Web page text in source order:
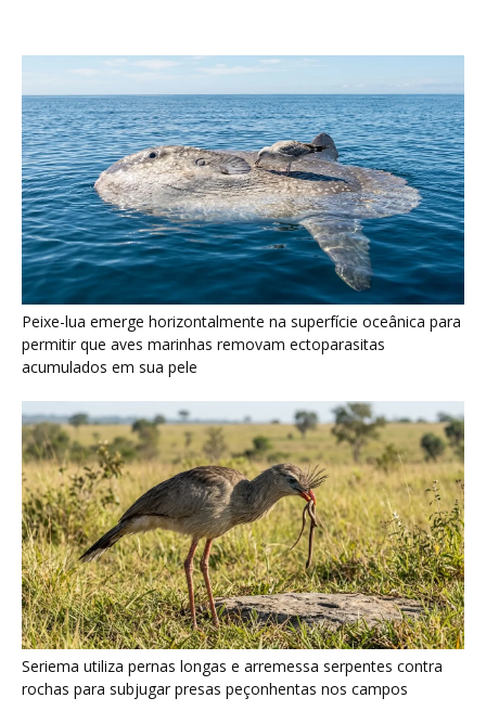
Seriema utiliza pernas longas e arremessa serpentes contra
rochas para subjugar presas peçonhentas nos campos
Poraquê sincroniza descargas elétricas em grupo para
amplificar campo elétrico e atordoar cardumes de peixes
maiores na Amazônia